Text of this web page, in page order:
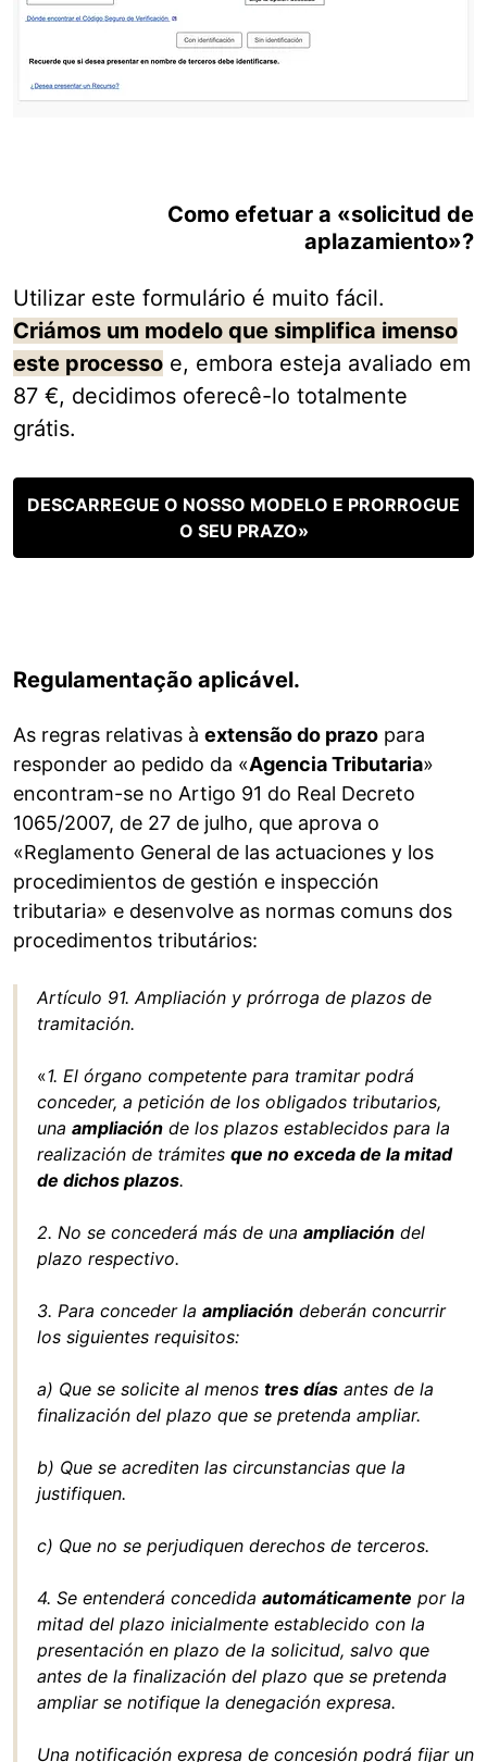
Como efetuar a «solicitud de
aplazamiento»?
Utilizar este formulário é muito fácil.
Criámos um modelo que simplifica imenso
este processo e, embora esteja avaliado em
87 €, decidimos oferecê-lo totalmente
grátis.
DESCARREGUE O NOSSO MODELO E PRORROGUE
O SEU PRAZO»
Regulamentação aplicável.
As regras relativas à extensão do prazo para
responder ao pedido da «Agencia Tributaria»
encontram-se no Artigo 91 do Real Decreto
1065/2007, de 27 de julho, que aprova o
«Reglamento General de las actuaciones y los
procedimientos de gestión e inspección
tributaria» e desenvolve as normas comuns dos
procedimentos tributários:
Artículo 91. Ampliación y prórroga de plazos de
tramitación.
«1. El órgano competente para tramitar podrá
conceder, a petición de los obligados tributarios,
una ampliación de los plazos establecidos para la
realización de trámites que no exceda de la mitad
de dichos plazos.
2. No se concederá más de una ampliación del
plazo respectivo.
3. Para conceder la ampliación deberán concurrir
los siguientes requisitos:
a) Que se solicite al menos tres días antes de la
finalización del plazo que se pretenda ampliar.
b) Que se acrediten las circunstancias que la
justifiquen.
c) Que no se perjudiquen derechos de terceros.
4. Se entenderá concedida automáticamente por la
mitad del plazo inicialmente establecido con la
presentación en plazo de la solicitud, salvo que
antes de la finalización del plazo que se pretenda
ampliar se notifique la denegación expresa.
Una notificación expresa de concesión podrá fijar un